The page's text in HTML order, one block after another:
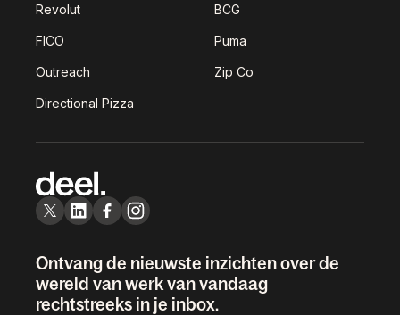
Revolut BCG
FICO Puma
Outreach Zip Co
Directional Pizza
Ontvang de nieuwste inzichten over de
wereld van werk van vandaag
rechtstreeks in je inbox.